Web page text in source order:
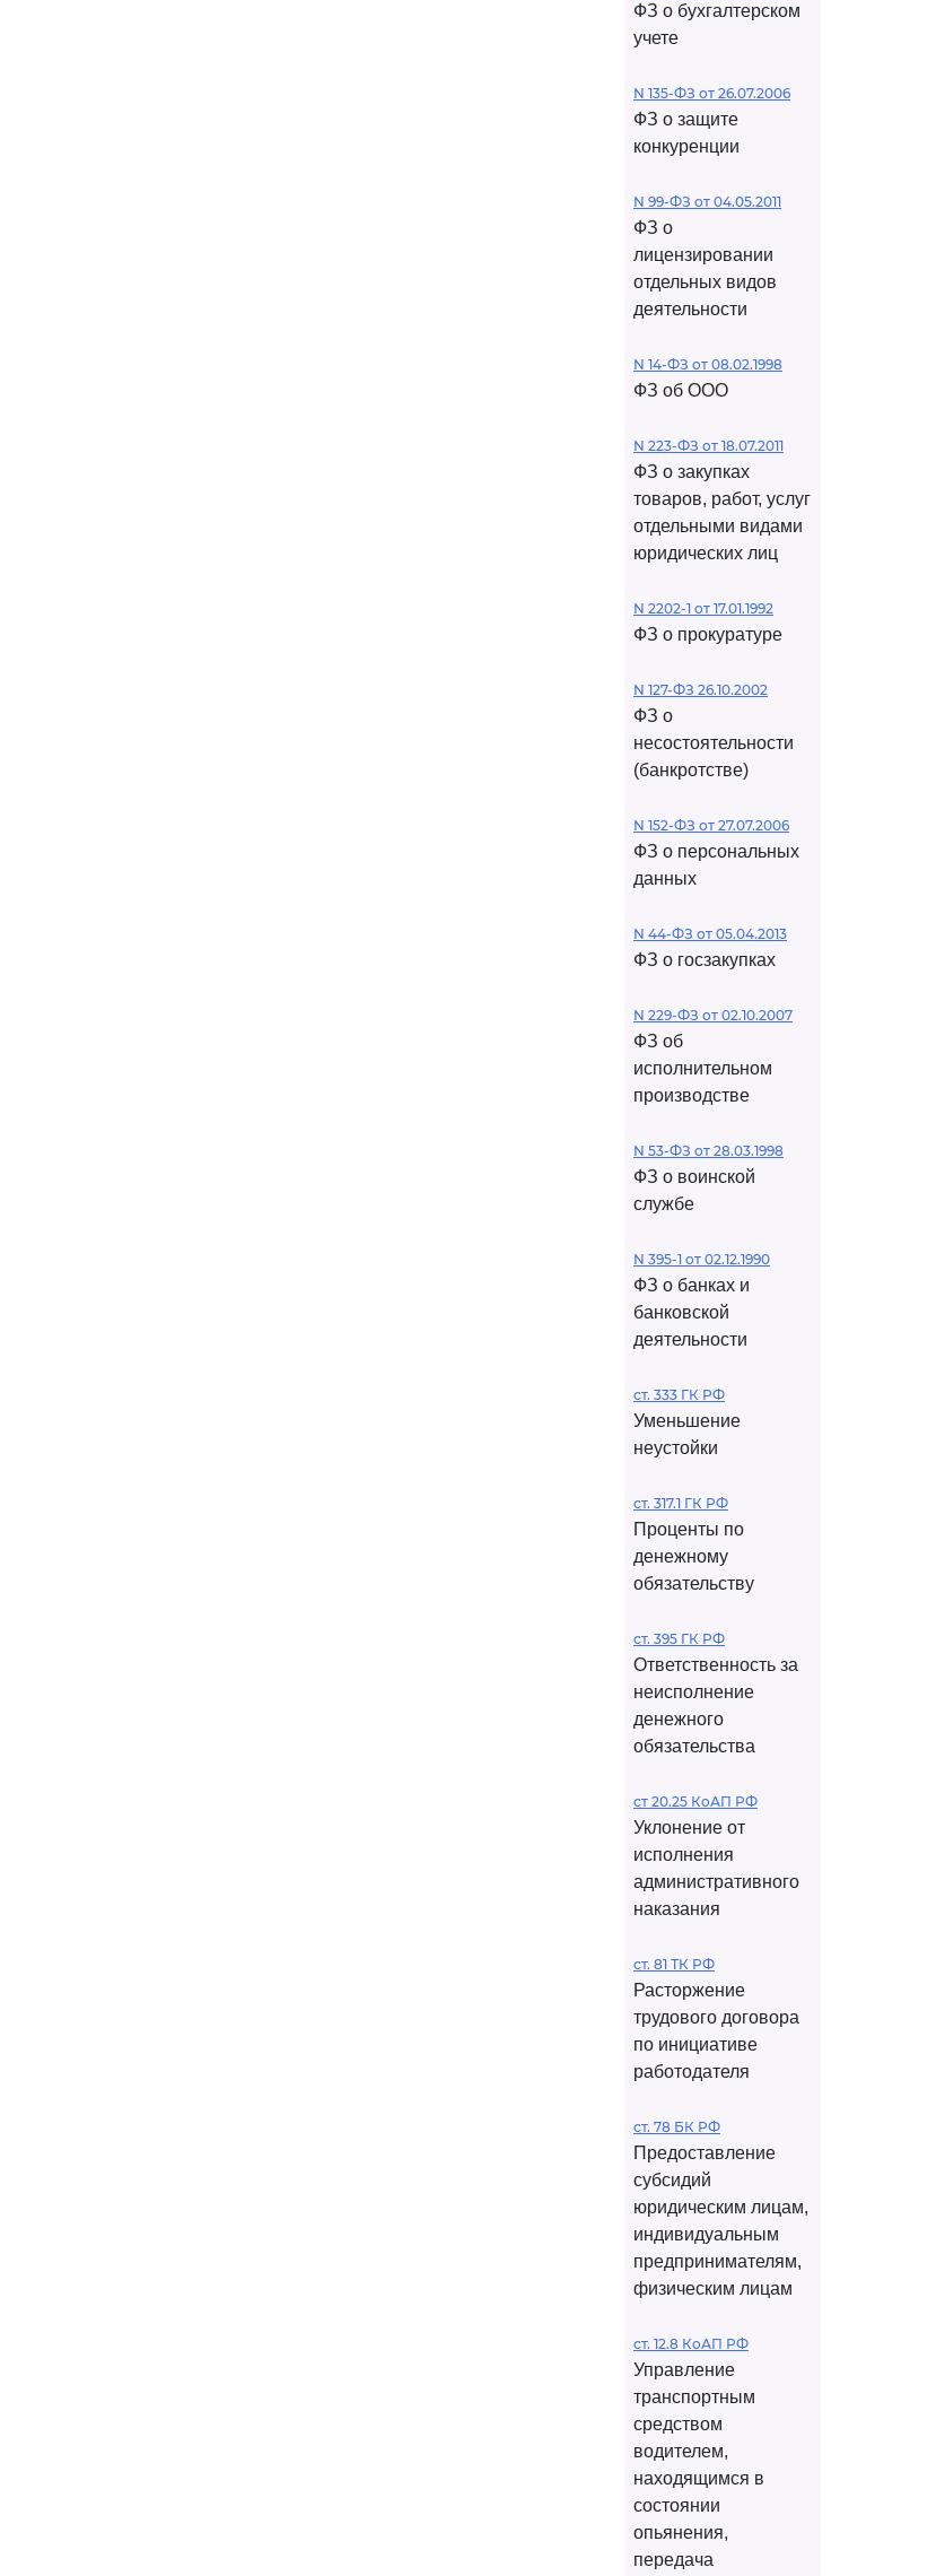
ФЗ о бухгалтерском
учете
N 135-ФЗ от 26.07.2006
ФЗ о защите
конкуренции
N 99-ФЗ от 04.05.2011
ФЗ о
лицензировании
отдельных видов
деятельности
N 14-ФЗ от 08.02.1998
ФЗ об ООО
N 223-ФЗ от 18.07.2011
ФЗ о закупках
товаров, работ, услуг
отдельными видами
юридических лиц
N 2202-1 от 17.01.1992
ФЗ о прокуратуре
N 127-ФЗ 26.10.2002
ФЗ о
несостоятельности
(банкротстве)
N 152-ФЗ от 27.07.2006
ФЗ о персональных
данных
N 44-ФЗ от 05.04.2013
ФЗ о госзакупках
N 229-ФЗ от 02.10.2007
ФЗ об
исполнительном
производстве
N 53-ФЗ от 28.03.1998
ФЗ о воинской
службе
N 395-1 от 02.12.1990
ФЗ о банках и
банковской
деятельности
ст. 333 ГК РФ
Уменьшение
неустойки
ст. 317.1 ГК РФ
Проценты по
денежному
обязательству
ст. 395 ГК РФ
Ответственность за
неисполнение
денежного
обязательства
ст 20.25 КоАП РФ
Уклонение от
исполнения
административного
наказания
ст. 81 ТК РФ
Расторжение
трудового договора
по инициативе
работодателя
ст. 78 БК РФ
Предоставление
субсидий
юридическим лицам,
индивидуальным
предпринимателям,
физическим лицам
ст. 12.8 КоАП РФ
Управление
транспортным
средством
водителем,
находящимся в
состоянии
опьянения,
передача